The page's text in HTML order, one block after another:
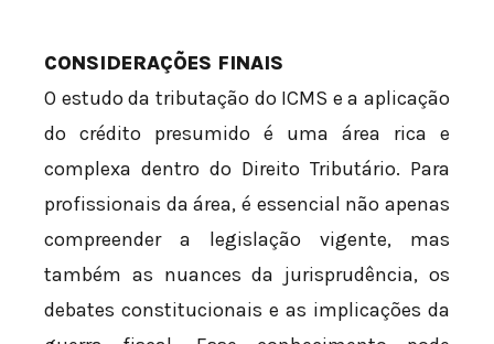
CONSIDERAÇÕES FINAIS
O estudo da tributação do ICMS e a aplicação
do crédito presumido é uma área rica e
complexa dentro do Direito Tributário. Para
profissionais da área, é essencial não apenas
compreender a legislação vigente, mas
também as nuances da jurisprudência, os
debates constitucionais e as implicações da